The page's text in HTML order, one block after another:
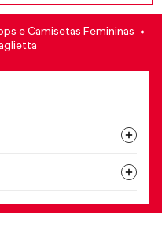
e Camisetas Femininas